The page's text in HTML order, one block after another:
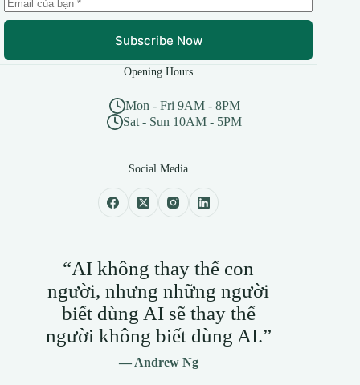
Subscribe Now
Opening Hours
Mon - Fri 9AM - 8PM
Sat - Sun 10AM - 5PM
Social Media
“AI không thay thế con
người, nhưng những người
biết dùng AI sẽ thay thế
người không biết dùng AI.”
— Andrew Ng